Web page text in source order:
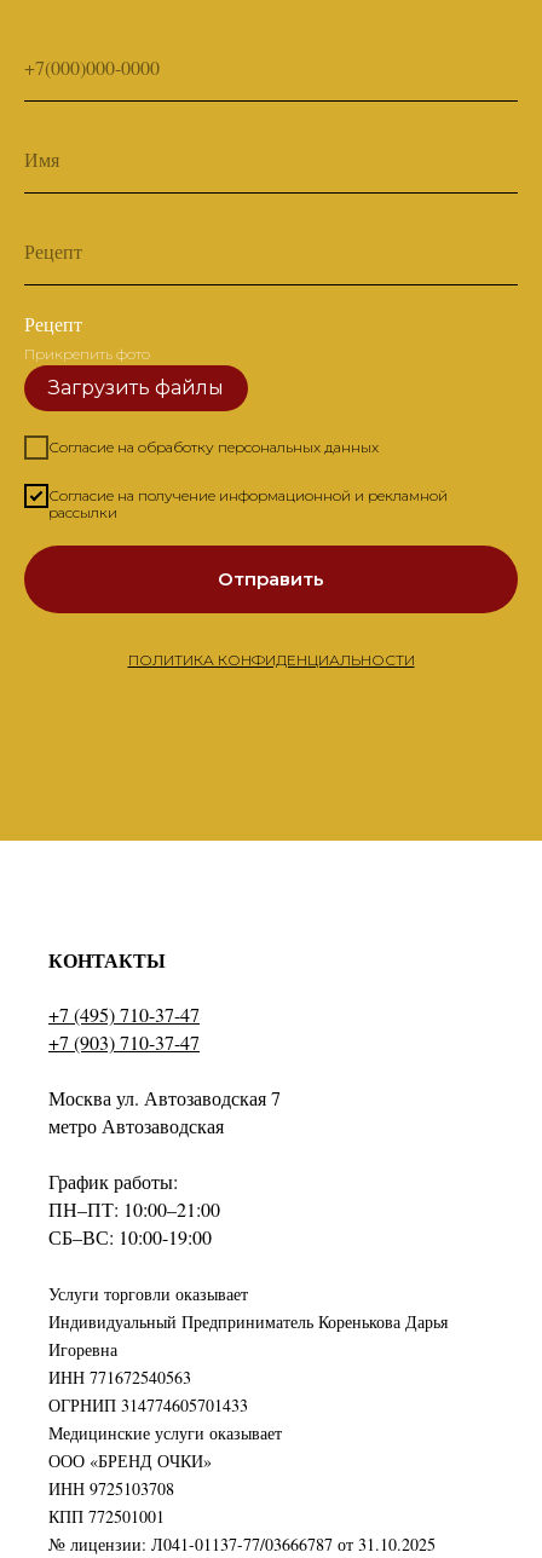
+7(000)000-0000
Имя
Рецепт
Рецепт
Прикрепить фото
Загрузить файлы
Согласие на обработку персональных данных
Согласие на получение информационной и рекламной
рассылки
Отправить
ПОЛИТИКА КОНФИДЕНЦИАЛЬНОСТИ
КОНТАКТЫ
+7 (495) 710-37-47
+7 (903) 710-37-47
Москва ул. Автозаводская 7
метро Автозаводская
График работы:
ПН–ПТ: 10:00–21:00
СБ–ВС: 10:00-19:00
Услуги торговли оказывает
Индивидуальный Предприниматель Коренькова Дарья
Игоревна
ИНН 771672540563
ОГРНИП 314774605701433
Медицинские услуги оказывает
ООО «БРЕНД ОЧКИ»
ИНН 9725103708
КПП 772501001
№ лицензии: Л041-01137-77/03666787 от 31.10.2025